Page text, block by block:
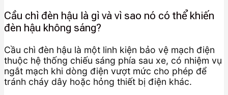
Cầu chì đèn hậu là gì và vì sao nó có thể khiến
đèn hậu không sáng?
Cầu chì đèn hậu là một linh kiện bảo vệ mạch điện
thuộc hệ thống chiếu sáng phía sau xe, có nhiệm vụ
ngắt mạch khi dòng điện vượt mức cho phép để
tránh cháy dây hoặc hỏng thiết bị điện khác.